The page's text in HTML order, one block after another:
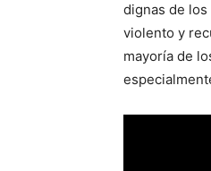
dignas de
violento y
mayoría de